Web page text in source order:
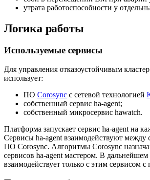
утрата работоспособности у
Логика работы
Используемые сервисы
Для управления отказоустойчивым
использует:
ПО Corosync с сетевой технологией
собственный сервис ha-agent;
cобственный микросервис hawatch.
Платформа запускает сервис ha-agent на
Сервисы ha-agent взаимодействуют
ПО Corosync. Алгоритмы Corosync
сервисов ha-agent мастером. В
взаимодействует только с этим сервисом